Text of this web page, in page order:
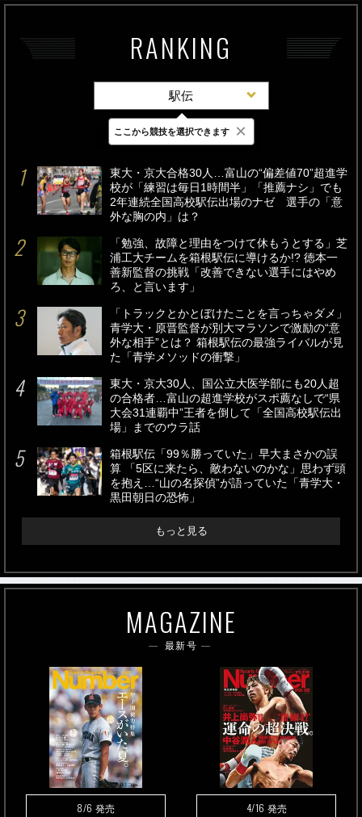
RANKING
駅伝
最新 24時間 週間
東大・京大合格30人…富山の“偏差値70”超進学
校が「練習は毎日1時間半」「推薦ナシ」でも
2年連続全国高校駅伝出場のナゼ 選手の「意
外な胸の内」は？
「勉強、故障と理由をつけて休もうとする」芝
浦工大チームを箱根駅伝に導けるか!? 徳本一
善新監督の挑戦「改善できない選手にはやめ
ろ、と言います」
「トラックとかとぼけたことを言っちゃダメ」
青学大・原晋監督が別大マラソンで激励の“意
外な相手”とは？ 箱根駅伝の最強ライバルが見
た「青学メソッドの衝撃」
東大・京大30人、国公立大医学部にも20人超
の合格者…富山の超進学校がスポ薦なしで“県
大会31連覇中”王者を倒して「全国高校駅伝出
場」までのウラ話
箱根駅伝「99％勝っていた」早大まさかの誤
算 「5区に来たら、敵わないのかな」思わず頭
を抱え…“山の名探偵”が語っていた「青学大・
黒田朝日の恐怖」
もっと見る
MAGAZINE
最新号
8/6 発売 4/16 発売
ここから競技を選択できます ×